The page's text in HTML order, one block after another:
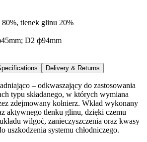
80%, tlenek glinu 20%
D2 ф94mm
Delivery & Returns
– odkwaszający do zastosowania
typu składanego, w których wymiana
zdejmowany kołnierz. Wkład wykonany
aktywnego tlenku glinu, dzięki czemu
wilgoć, zanieczyszczenia oraz kwasy
uszkodzenia systemu chłodniczego.